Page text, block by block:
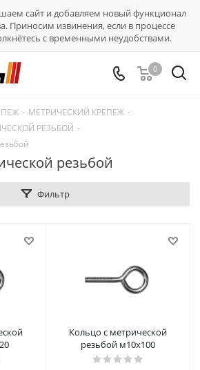
сайт и добавляем новый функционал
Приносим извинения, если в процессе
с временными неудобствами.
0
- МЕТРИЧЕСКИЙ КРЕПЕЖ -
РЕЗЬБОЙ -
резьбой
Фильтр
Кольцо с метрической
резьбой м10х100